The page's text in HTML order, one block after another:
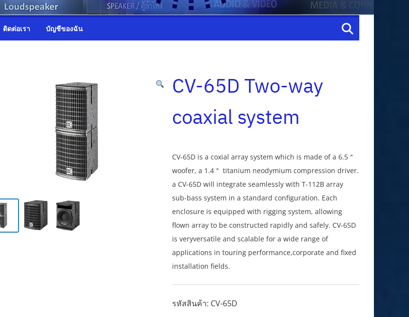
ติดต่อเรา บัญชีของฉัน
CV-65D Two-way
coaxial system
CV-65D is a coxial array system which is made of a 6.5＂
woofer, a 1.4＂ titanium neodymium compression driver.
a CV-65D will integrate seamlessly with T-112B array
sub-bass system in a standard configuration. Each
enclosure is equipped with rigging system, allowing
flown array to be constructed rapidly and safely. CV-65D
is veryversatile and scalable for a wide range of
applications in touring performance,corporate and fixed
installation fields.
รหัสสินค้า: CV-65D